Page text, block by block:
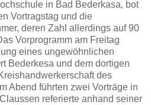
in Bad Bederkasa, bot
Vortragstag und die
deren Zahl allerdings auf 90
Vorprogramm am Freitag
eines ungewöhnlichen
Bederkesa und dem dortigen
des
Abend führten zwei Vorträge in
referierte anhand seiner